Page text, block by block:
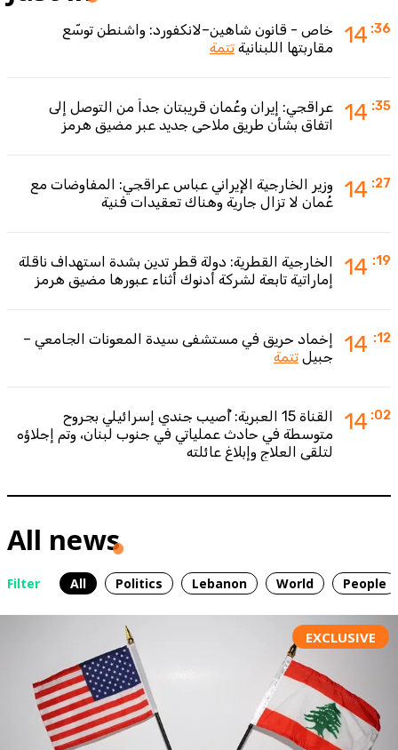
14 :36
خاص - قانون شاهين–لانكفورد: واشنطن توسّع
مقاربتها اللبنانية تتمة
14 :35
عراقجي: إيران وعُمان قريبتان جداً من التوصل إلى
اتفاق بشأن طريق ملاحي جديد عبر مضيق هرمز
14 :27
وزير الخارجية الإيراني عباس عراقجي: المفاوضات مع
عُمان لا تزال جارية وهناك تعقيدات فنية
14 :19
الخارجية القطرية: دولة قطر تدين بشدة استهداف ناقلة
إماراتية تابعة لشركة أدنوك أثناء عبورها مضيق هرمز
14 :12
إخماد حريق في مستشفى سيدة المعونات الجامعي –
جبيل تتمة
14 :02
القناة 15 العبرية: أُصيب جندي إسرائيلي بجروح
متوسطة في حادث عملياتي في جنوب لبنان، وتم إجلاؤه
لتلقي العلاج وإبلاغ عائلته
All news
Filter All Politics Lebanon World People
EXCLUSIVE